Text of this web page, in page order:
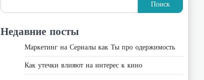
Поиск
Недавние посты
Маркетинг на Сериалы как Ты про одержимость
Как утечки влияют на интерес к кино